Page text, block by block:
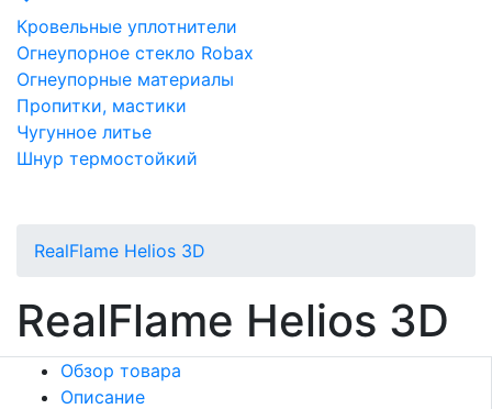
Кровельные уплотнители
Огнеупорное стекло Robax
Огнеупорные материалы
Пропитки, мастики
Чугунное литье
Шнур термостойкий
RealFlame Helios 3D
RealFlame Helios 3D
Обзор товара
Описание